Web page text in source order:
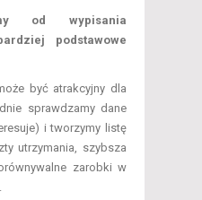
od wypisania
podstawowe
być atrakcyjny dla
sprawdzamy dane
i tworzymy listę
utrzymania, szybsza
zarobki w